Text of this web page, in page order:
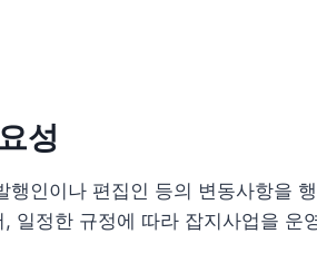
성
인이나 편집인 등의 변동사항을
일정한 규정에 따라 잡지사업을 운